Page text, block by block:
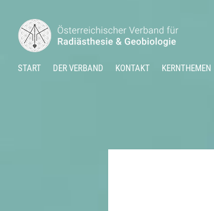
START DER VERBAND KONTAKT KERNTHEMEN